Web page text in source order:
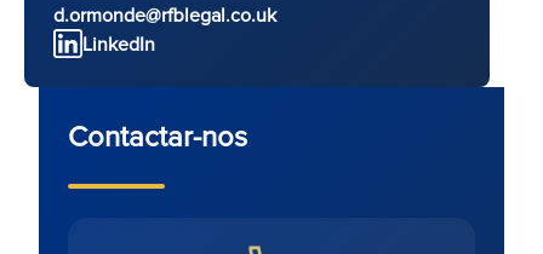
d.ormonde@rfblegal.co.uk
LinkedIn
Contactar-nos